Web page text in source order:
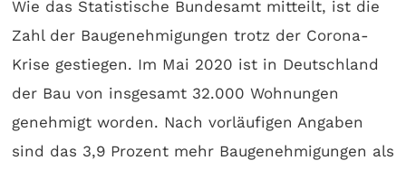
Wie das Statistische Bundesamt mitteilt, ist die
Zahl der Baugenehmigungen trotz der Corona-
Krise gestiegen. Im Mai 2020 ist in Deutschland
der Bau von insgesamt 32.000 Wohnungen
genehmigt worden. Nach vorläufigen Angaben
sind das 3,9 Prozent mehr Baugenehmigungen als